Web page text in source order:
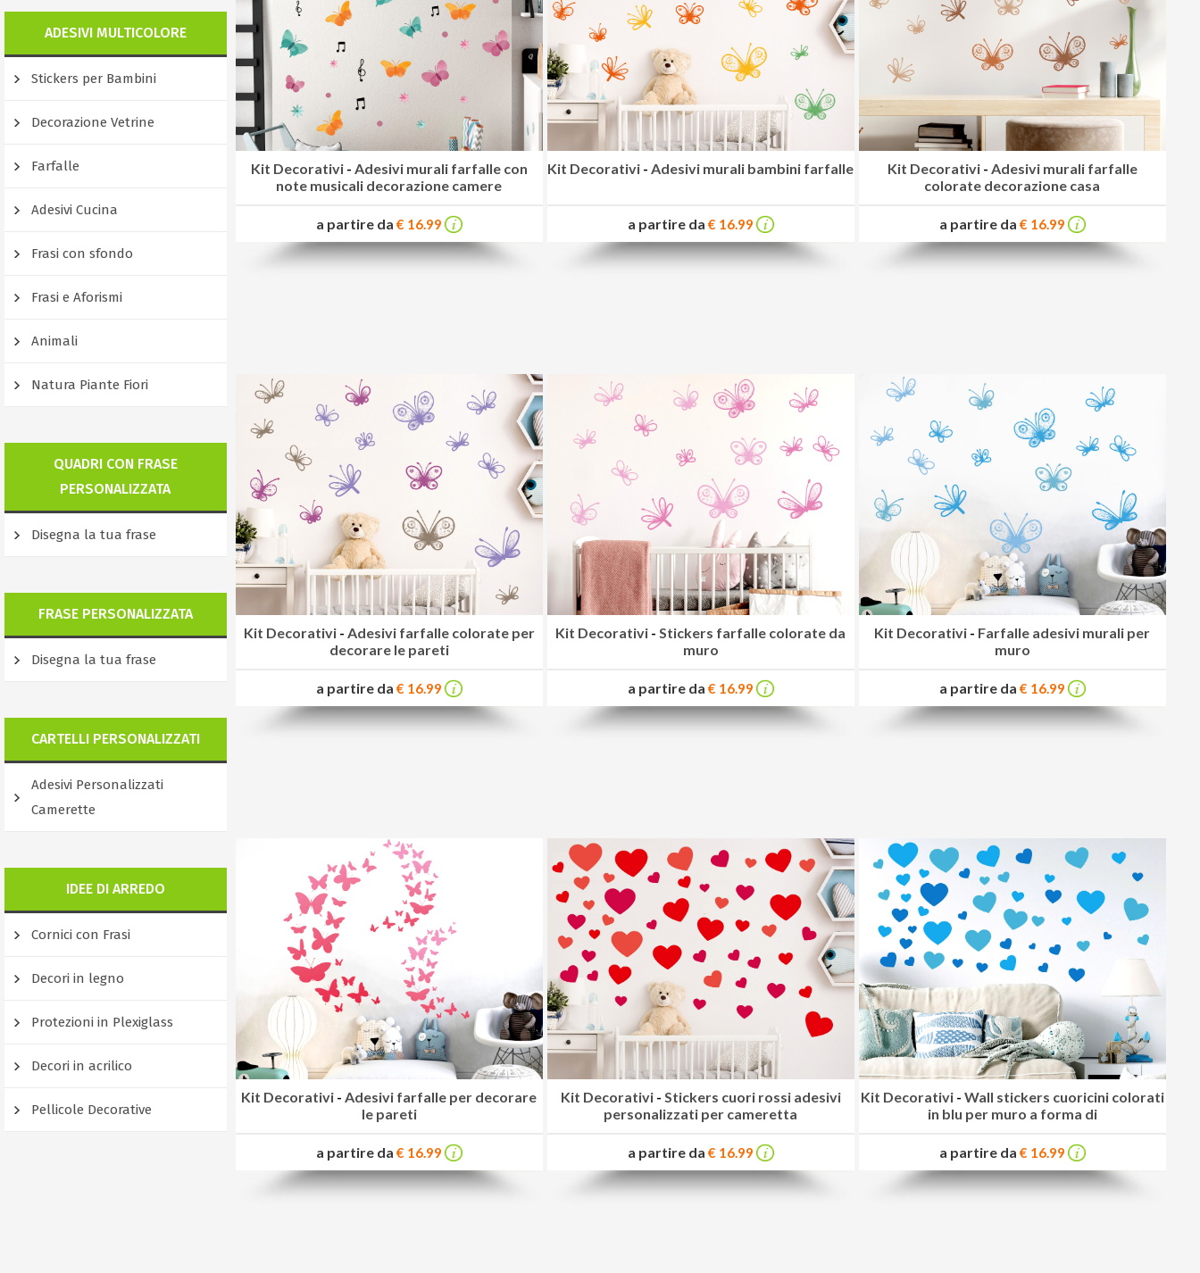
ADESIVI MULTICOLORE
Stickers per Bambini
Decorazione Vetrine
Farfalle
Adesivi Cucina
Frasi con sfondo
Frasi e Aforismi
Animali
Natura Piante Fiori
QUADRI CON FRASE
PERSONALIZZATA
Disegna la tua frase
FRASE PERSONALIZZATA
Disegna la tua frase
CARTELLI PERSONALIZZATI
Adesivi Personalizzati
Camerette
IDEE DI ARREDO
Cornici con Frasi
Decori in legno
Protezioni in Plexiglass
Decori in acrilico
Pellicole Decorative
Kit Decorativi - Adesivi murali farfalle con
note musicali decorazione camere
a partire da € 16.99
Kit Decorativi -Adesivi murali bambini farfalle
a partire da € 16.99
Kit Decorativi - Adesivi murali farfalle
colorate decorazione casa
a partire da € 16.99
Kit Decorativi - Adesivi farfalle colorate per
decorare le pareti
a partire da € 16.99
Kit Decorativi -Stickers farfalle colorate da
muro
a partire da € 16.99
Kit Decorativi - Farfalle adesivi murali per
muro
a partire da € 16.99
Kit Decorativi -Adesivi farfalle per decorare
le pareti
a partire da € 16.99
Kit Decorativi - Stickers cuori rossi adesivi
personalizzati per cameretta
a partire da € 16.99
Kit Decorativi - Wall stickers cuoricini colorati
in blu per muro a forma di
a partire da € 16.99